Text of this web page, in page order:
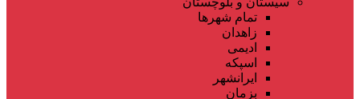
تمام شهر‌ها
زاهدان
ادیمی
اسپکه
ایرانشهر
بزمان